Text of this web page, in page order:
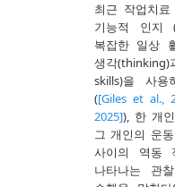
최근 작업치
기능적 인지
복잡한 일상
생각(thinking)
skills)을 사용
([Giles et al.,
2025]), 한 개
그 개인의 운
사이의 역동
나타나는 관